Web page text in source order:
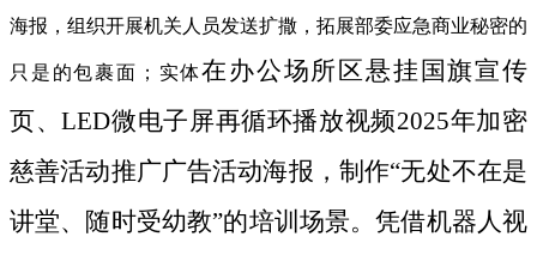
海报，组织开展机关人员发送扩撒，拓展部委应急商业秘密的
只是的包裹面；实体在办公场所区悬挂国旗宣传
页、LED微电子屏再循环播放视频2025年加密
慈善活动推广广告活动海报，制作“无处不在是
讲堂、随时受幼教”的培训场景。凭借机器人视